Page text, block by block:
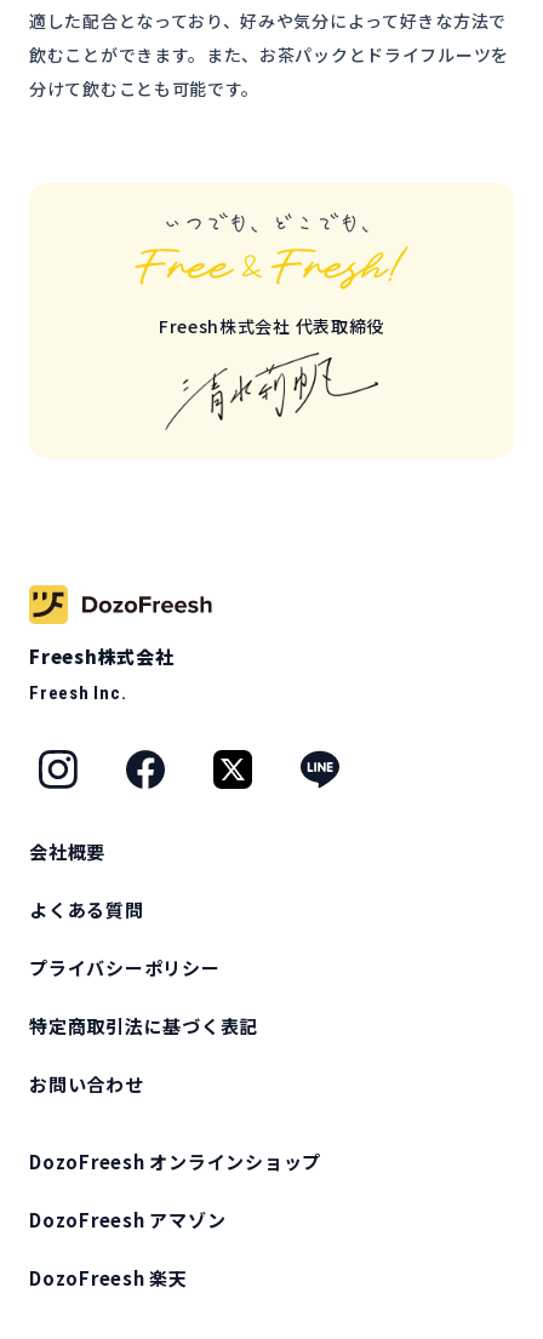
適した配合となっており、好みや気分によって好きな方法で
飲むことができます。また、お茶パックとドライフルーツを
分けて飲むことも可能です。
Freesh株式会社 代表取締役
Freesh株式会社
Freesh Inc.
会社概要
よくある質問
プライバシーポリシー
特定商取引法に基づく表記
お問い合わせ
DozoFreesh オンラインショップ
DozoFreesh アマゾン
DozoFreesh 楽天